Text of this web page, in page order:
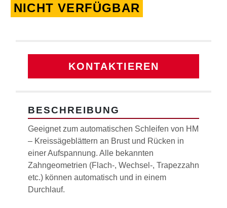
NICHT VERFÜGBAR
KONTAKTIEREN
BESCHREIBUNG
Geeignet zum automatischen Schleifen von HM
– Kreissägeblättern an Brust und Rücken in
einer Aufspannung. Alle bekannten
Zahngeometrien (Flach-, Wechsel-, Trapezzahn
etc.) können automatisch und in einem
Durchlauf.